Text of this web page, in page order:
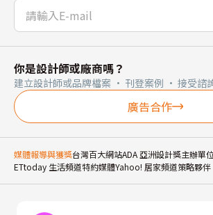
你是設計師或廠商嗎？
建立設計師或品牌檔案 · 刊登案例 · 接受諮
廣告合作
媒體報導與獲獎台灣百大網站ADA 亞洲設計獎主辦單位
ETtoday 生活頻道特約媒體Yahoo! 居家頻道策略夥伴